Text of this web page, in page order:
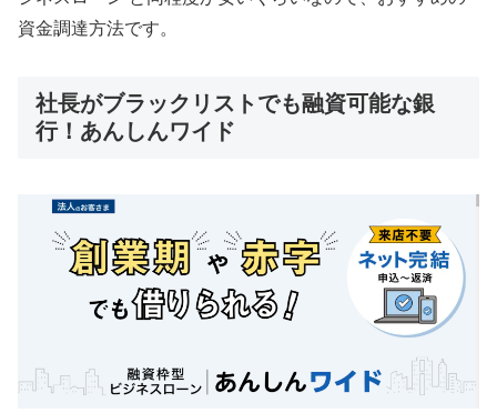
資金調達方法です。
社長がブラックリストでも融資可能な銀
行！あんしんワイド